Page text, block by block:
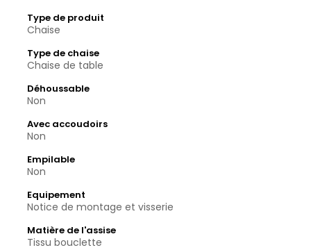
Type de produit
Chaise
Type de chaise
Chaise de table
Déhoussable
Non
Avec accoudoirs
Non
Empilable
Non
Equipement
Notice de montage et visserie
Matière de l'assise
Tissu bouclette